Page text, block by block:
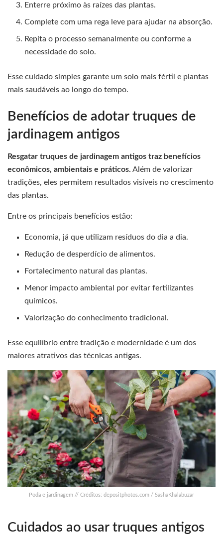
Enterre próximo às raízes das plantas.
Complete com uma rega leve para ajudar na absorção.
Repita o processo semanalmente ou conforme a
necessidade do solo.
Esse cuidado simples garante um solo mais fértil e plantas
mais saudáveis ao longo do tempo.
Benefícios de adotar truques de
jardinagem antigos
Resgatar truques de jardinagem antigos traz benefícios
econômicos, ambientais e práticos. Além de valorizar
tradições, eles permitem resultados visíveis no crescimento
das plantas.
Entre os principais benefícios estão:
Economia, já que utilizam resíduos do dia a dia.
Redução de desperdício de alimentos.
Fortalecimento natural das plantas.
Menor impacto ambiental por evitar fertilizantes
químicos.
Valorização do conhecimento tradicional.
Esse equilíbrio entre tradição e modernidade é um dos
maiores atrativos das técnicas antigas.
Poda e jardinagem // Créditos: depositphotos.com / SashaKhalabuzar
Cuidados ao usar truques antigos